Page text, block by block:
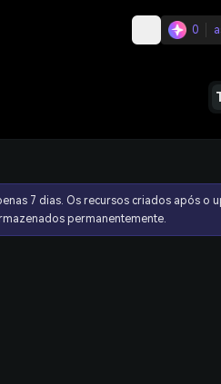
0
7 dias. Os recursos criados após o
permanentemente.